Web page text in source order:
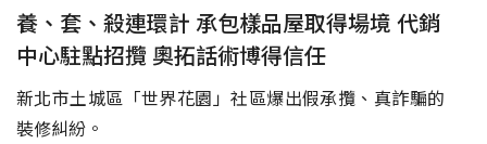
養、套、殺連環計 承包樣品屋取得場境 代銷
中心駐點招攬 奧拓話術博得信任
新北市土城區「世界花園」社區爆出假承攬、真詐騙的
裝修糾紛。